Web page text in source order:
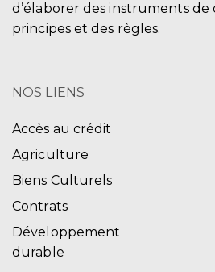
d’élaborer des instruments
principes et des règles.
NOS LIENS
Accès au crédit
Agriculture
Biens Culturels
Contrats
Développement
durable